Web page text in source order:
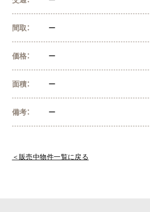
間取： ー
価格： ー
面積： ー
備考： ー
＜販売中物件一覧に戻る